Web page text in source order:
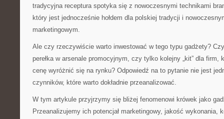
tradycyjna receptura spotyka się z nowoczesnymi technikami
który jest jednocześnie hołdem dla polskiej tradycji i
marketingowym.
Ale czy rzeczywiście warto inwestować w tego typu gadżety?
perełka w arsenale promocyjnym, czy tylko kolejny „kit” dla firm,
cenę wyróżnić się na rynku? Odpowiedź na to pytanie nie jest
czynników, które warto dokładnie przeanalizować.
W tym artykule przyjrzymy się bliżej fenomenowi krówek jako
Przeanalizujemy ich potencjał marketingowy, jakość wykonania,